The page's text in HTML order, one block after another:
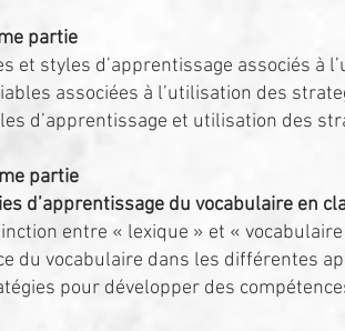
partie
et styles d’apprentissage associés à
associées à l’utilisation des
d’apprentissage et utilisation des
partie
d’apprentissage du vocabulaire en
entre « lexique » et «
du vocabulaire dans les différentes
pour développer des